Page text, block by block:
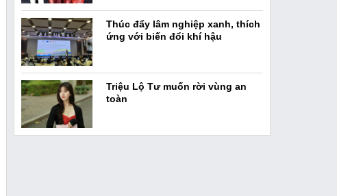
Thúc đẩy lâm nghiệp xanh, thích
ứng với biến đổi khí hậu
Triệu Lộ Tư muốn rời vùng an
toàn